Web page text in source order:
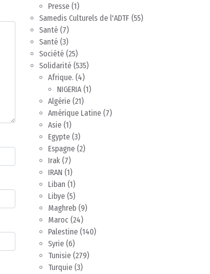
Presse (1)
Samedis Culturels de l'ADTF (55)
Santé (7)
Santé (3)
Société (25)
Solidarité (535)
Afrique. (4)
NIGERIA(1)
Algérie (21)
Amérique Latine (7)
Asie (1)
Egypte (3)
Espagne (2)
Irak (7)
IRAN (1)
Liban (1)
Libye (5)
Maghreb (9)
Maroc (24)
Palestine (140)
Syrie (6)
Tunisie (279)
Turquie (3)